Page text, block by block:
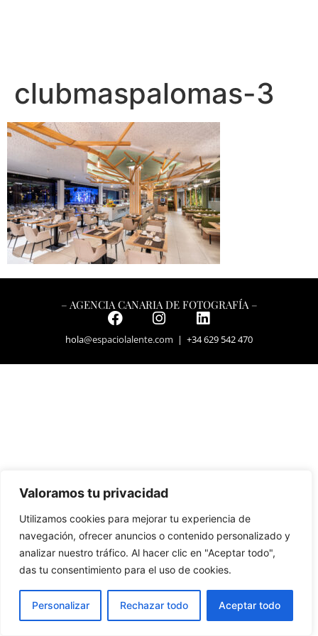
Valoramos tu privacidad
Utilizamos cookies para mejorar tu experiencia de
navegación, ofrecer anuncios o contenido personalizado y
analizar nuestro tráfico. Al hacer clic en "Aceptar todo",
das tu consentimiento para el uso de cookies.
Personalizar Rechazar todo Aceptar todo
clubmaspalomas-3
– AGENCIA CANARIA DE FOTOGRAFÍA –
hola@espaciolalente.com | +34 629 542 470